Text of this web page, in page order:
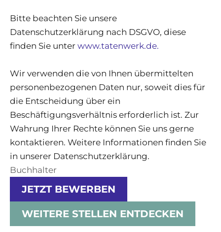
Bitte beachten Sie unsere
Datenschutzerklärung nach DSGVO, diese
finden Sie unter www.tatenwerk.de.
Wir verwenden die von Ihnen übermittelten
personenbezogenen Daten nur, soweit dies für
die Entscheidung über ein
Beschäftigungsverhältnis erforderlich ist. Zur
Wahrung Ihrer Rechte können Sie uns gerne
kontaktieren. Weitere Informationen finden Sie
in unserer Datenschutzerklärung.
Buchhalter
JETZT BEWERBEN
WEITERE STELLEN ENTDECKEN